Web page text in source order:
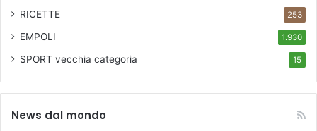
RICETTE 253
EMPOLI 1.930
SPORT vecchia categoria 15
News dal mondo